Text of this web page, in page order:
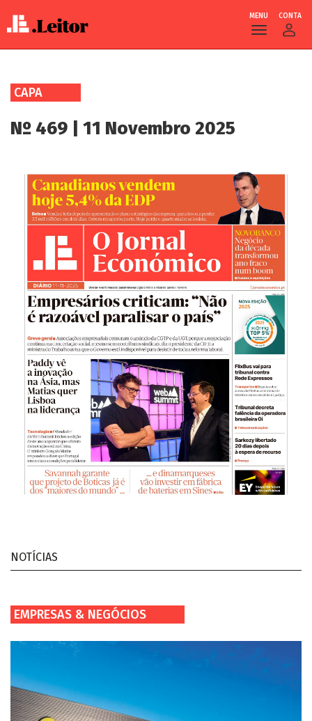
main
CONTA
MENU
CAPA
Nº 469 | 11 Novembro 2025
NOTÍCIAS
EMPRESAS & NEGÓCIOS